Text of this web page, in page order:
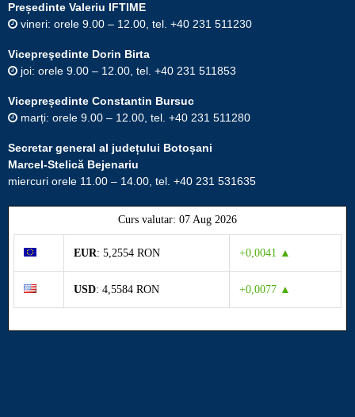
Președinte Valeriu IFTIME
vineri: orele 9.00 – 12.00, tel. +40 231 511230
Vicepreşedinte Dorin Birta
joi: orele 9.00 – 12.00, tel. +40 231 511853
Vicepreședinte Constantin Bursuc
marți: orele 9.00 – 12.00, tel. +40 231 511280
Secretar general al județului Botoșani
Marcel-Stelică Bejenariu
miercuri orele 11.00 – 14.00, tel. +40 231 531635
Curs valutar: 07 Aug 2026
EUR: 5,2554 RON +0,0041 ▲
USD: 4,5584 RON +0,0077 ▲